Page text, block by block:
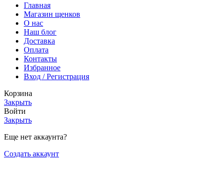
Главная
Магазин щенков
О нас
Наш блог
Доставка
Оплата
Контакты
Избранное
Вход / Регистрация
Корзина
Закрыть
Войти
Закрыть
Еще нет аккаунта?
Создать аккаунт